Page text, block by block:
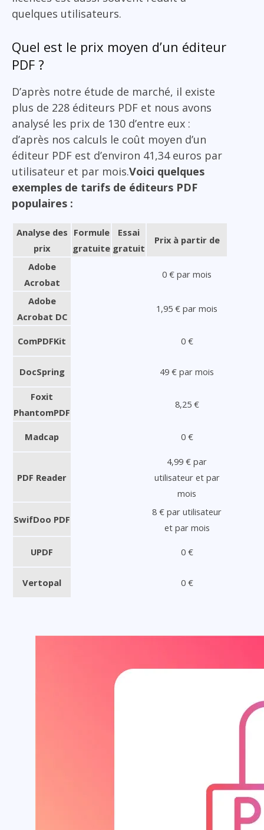
quelques utilisateurs.
Quel est le prix moyen d’un éditeur
PDF ?
D’après notre étude de marché, il existe
plus de 228 éditeurs PDF et nous avons
analysé les prix de 130 d’entre eux :
d’après nos calculs le coût moyen d’un
éditeur PDF est d’environ 41,34 euros par
utilisateur et par mois.Voici quelques
exemples de tarifs de éditeurs PDF
populaires :
Analyse des
prix
Formule
gratuite
Essai
gratuit
Prix à partir de
Adobe
Acrobat
0 € par mois
Adobe
Acrobat DC
1,95 € par mois
ComPDFKit 0 €
DocSpring 49 € par mois
Foxit
PhantomPDF
8,25 €
Madcap 0 €
PDF Reader
4,99 € par
utilisateur et par
mois
SwifDoo PDF
8 € par utilisateur
et par mois
UPDF 0 €
Vertopal 0 €